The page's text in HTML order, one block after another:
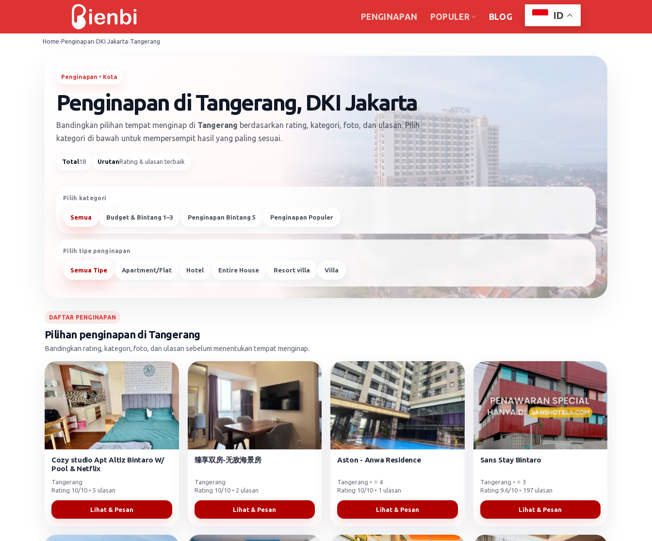
PENGINAPAN POPULER BLOG ID
Home›Penginapan›DKI Jakarta›Tangerang
Penginapan • Kota
Penginapan di Tangerang, DKI Jakarta
Bandingkan pilihan tempat menginap di Tangerang berdasarkan rating, kategori, foto, dan ulasan. Pilih
kategori di bawah untuk mempersempit hasil yang paling sesuai.
Total18 UrutanRating & ulasan terbaik
Pilih kategori
Semua Budget & Bintang 1–3 Penginapan Bintang 5 Penginapan Populer
Pilih tipe penginapan
Semua Tipe Apartment/Flat Hotel Entire House Resort villa Villa
DAFTAR PENGINAPAN
Pilihan penginapan di Tangerang
Bandingkan rating, kategori, foto, dan ulasan sebelum menentukan tempat menginap.
Cozy studio Apt Altiz Bintaro W/
Pool & Netflix
Tangerang
Rating 10/10 • 5 ulasan
Lihat & Pesan
臻享双房-无敌海景房
Tangerang
Rating 10/10 • 2 ulasan
Lihat & Pesan
Aston - Anwa Residence
Tangerang • ⭐ 4
Rating 10/10 • 1 ulasan
Lihat & Pesan
Sans Stay Bintaro
Tangerang • ⭐ 3
Rating 9.6/10 • 197 ulasan
Lihat & Pesan